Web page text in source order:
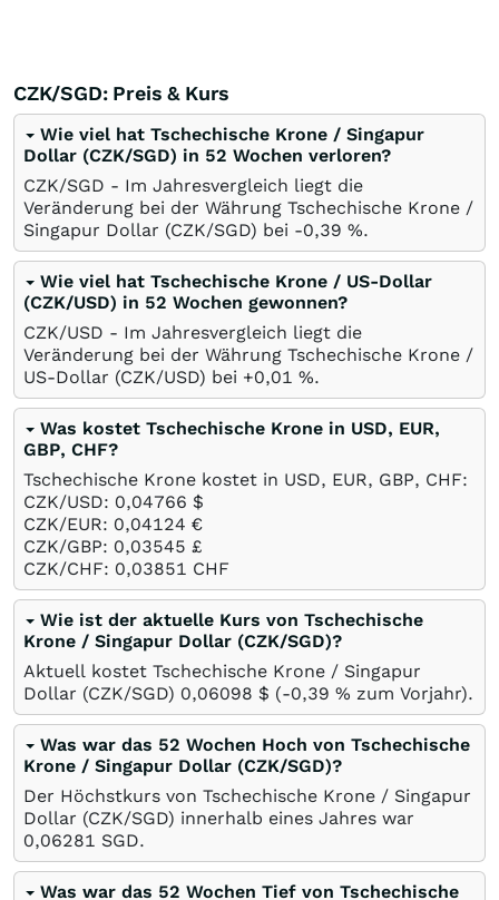
CZK/SGD: Preis & Kurs
Wie viel hat Tschechische Krone / Singapur
Dollar (CZK/SGD) in 52 Wochen verloren?
CZK/SGD - Im Jahresvergleich liegt die
Veränderung bei der Währung Tschechische Krone /
Singapur Dollar (CZK/SGD) bei -0,39 %.
Wie viel hat Tschechische Krone / US-Dollar
(CZK/USD) in 52 Wochen gewonnen?
CZK/USD - Im Jahresvergleich liegt die
Veränderung bei der Währung Tschechische Krone /
US-Dollar (CZK/USD) bei +0,01 %.
Was kostet Tschechische Krone in USD, EUR,
GBP, CHF?
Tschechische Krone kostet in USD, EUR, GBP, CHF:
CZK/USD: 0,04766 $
CZK/EUR: 0,04124 €
CZK/GBP: 0,03545 £
CZK/CHF: 0,03851 CHF
Wie ist der aktuelle Kurs von Tschechische
Krone / Singapur Dollar (CZK/SGD)?
Aktuell kostet Tschechische Krone / Singapur
Dollar (CZK/SGD) 0,06098 $ (-0,39 % zum Vorjahr).
Was war das 52 Wochen Hoch von Tschechische
Krone / Singapur Dollar (CZK/SGD)?
Der Höchstkurs von Tschechische Krone / Singapur
Dollar (CZK/SGD) innerhalb eines Jahres war
0,06281 SGD.
Was war das 52 Wochen Tief von Tschechische